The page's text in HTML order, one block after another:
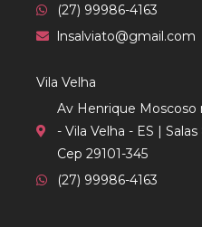
(27) 99986-4163
lnsalviato@gmail.com
Vila Velha
Av Henrique Moscoso
- Vila Velha - ES |
Cep 29101-345
(27) 99986-4163